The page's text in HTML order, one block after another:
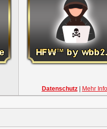
Datenschutz| Mehr